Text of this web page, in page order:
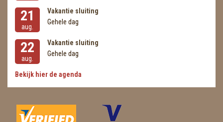
21
aug.
Vakantie sluiting
Gehele dag
22
aug.
Vakantie sluiting
Gehele dag
Bekijk hier de agenda